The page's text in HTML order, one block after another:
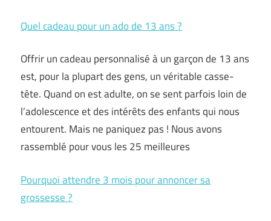
Quel cadeau pour un ado de 13 ans ?
Offrir un cadeau personnalisé à un garçon de 13 ans
est, pour la plupart des gens, un véritable casse-
tête. Quand on est adulte, on se sent parfois loin de
l’adolescence et des intérêts des enfants qui nous
entourent. Mais ne paniquez pas ! Nous avons
rassemblé pour vous les 25 meilleures
Pourquoi attendre 3 mois pour annoncer sa
grossesse ?